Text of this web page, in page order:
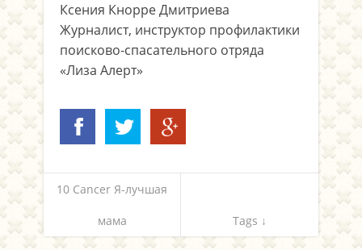
Ксения Кнорре Дмитриева
Журналист, инструктор профилактики
поисково-спасательного отряда
«Лиза Алерт»
10 Cancer Я-лучшая
мама Tags ↓